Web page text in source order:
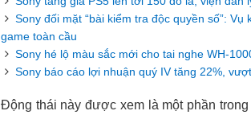
Sony đối mặt “bài kiểm tra độc quyền số”:
game toàn cầu
Sony hé lộ màu sắc mới cho tai nghe WH-
Sony báo cáo lợi nhuận quý IV tăng 22%,
Động thái này được xem là một phần